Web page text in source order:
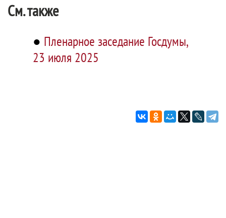
См. также
● Пленарное заседание Госдумы,
23 июля 2025